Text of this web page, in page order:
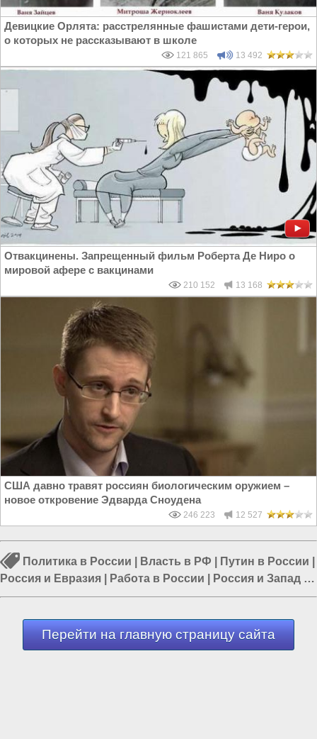
Девицкие Орлята: расстрелянные фашистами дети-герои,
о которых не рассказывают в школе
121 865 13 492
Отвакцинены. Запрещенный фильм Роберта Де Ниро о
мировой афере с вакцинами
210 152 13 168
США давно травят россиян биологическим оружием –
новое откровение Эдварда Сноудена
246 223 12 527
Политика в России Власть в РФ Путин в России
Россия и Евразия
Работа в России Россия и Запад |
Уровень жизни в России
Перейти на главную страницу сайта